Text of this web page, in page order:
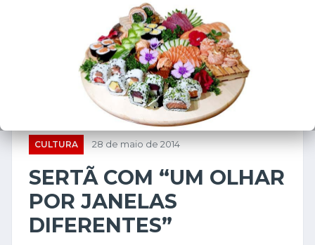
SERTÃ COM “UM OLHAR
POR JANELAS
DIFERENTES”
Diario Digital Castelo Branco
De 2 a 30 de junho, a Casa da Cultura da
Sertã terá patente a exposição de pintura
“Um olhar por janelas diferentes”. Promovida
pela APPACDM (Associação Portuguesa de
Pais e Amigos do Cidadão Deficiente Mental)
da Sertã, a exposição é composta por
trabalhos realizados nas atividades de